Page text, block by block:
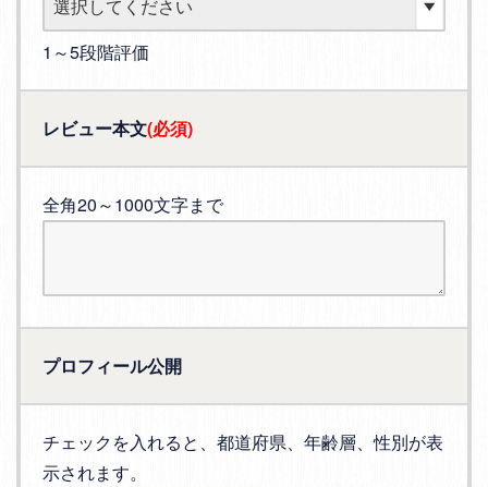
1～5段階評価
レビュー本文(必須)
全角20～1000文字まで
プロフィール公開
チェックを入れると、都道府県、年齢層、性別が表
示されます。